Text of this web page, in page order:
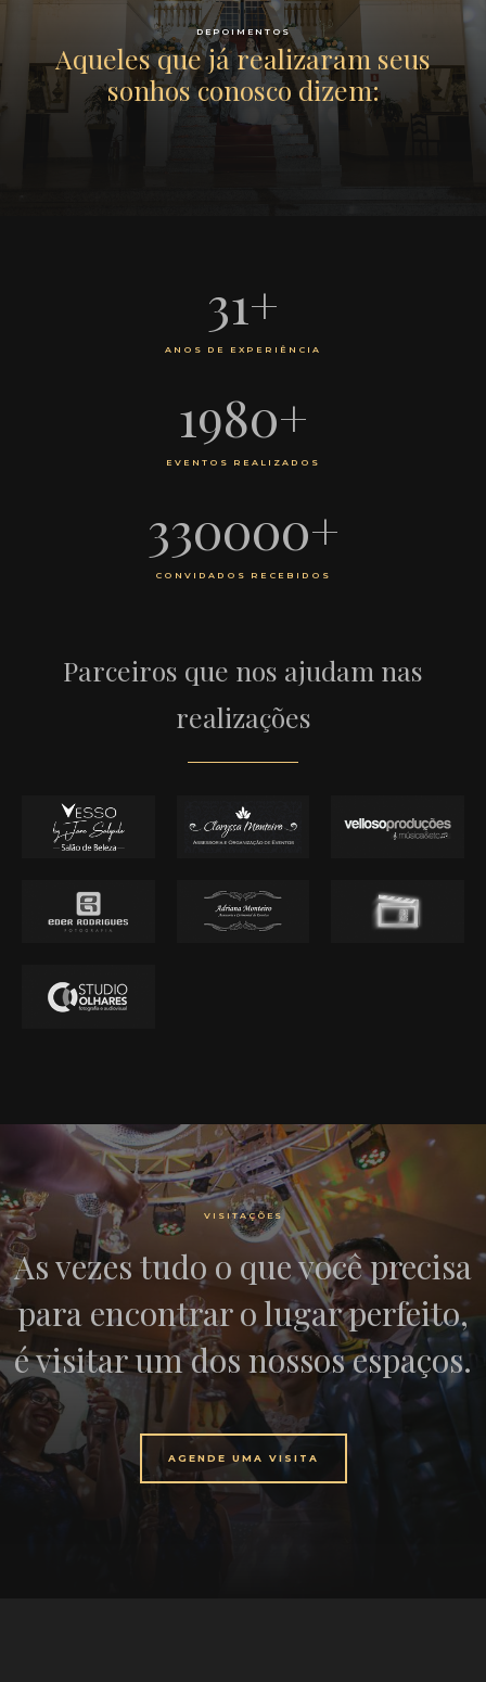
DEPOIMENTOS
Aqueles que já realizaram seus
sonhos conosco dizem:
31+
ANOS DE EXPERIÊNCIA
1980+
EVENTOS REALIZADOS
330000+
CONVIDADOS RECEBIDOS
Parceiros que nos ajudam nas
realizações
VISITAÇÕES
As vezes tudo o que você precisa
para encontrar o lugar perfeito,
é visitar um dos nossos espaços.
AGENDE UMA VISITA